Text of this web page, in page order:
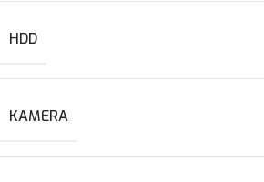
HDD
KAMERA